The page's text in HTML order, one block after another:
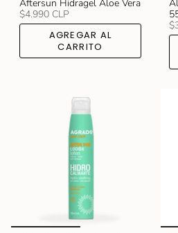
Aftersun Hidragel Aloe Vera
$4.990 CLP
AGREGAR AL
CARRITO